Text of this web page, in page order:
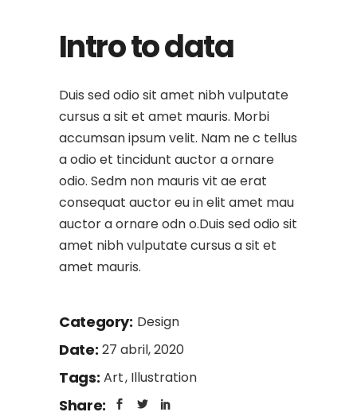
Intro to data
Duis sed odio sit amet nibh vulputate
cursus a sit et amet mauris. Morbi
accumsan ipsum velit. Nam ne c tellus
a odio et tincidunt auctor a ornare
odio. Sedm non mauris vit ae erat
consequat auctor eu in elit amet mau
auctor a ornare odn o.Duis sed odio sit
amet nibh vulputate cursus a sit et
amet mauris.
Category: Design
Date: 27 abril, 2020
Tags: Art Illustration
Share: